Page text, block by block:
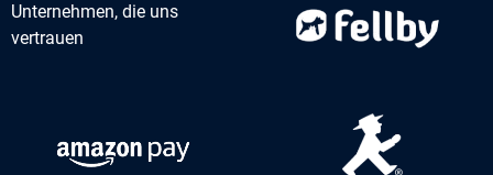
Unternehmen, die uns
vertrauen